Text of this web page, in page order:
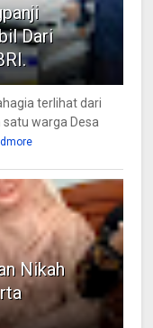
Dari
terlihat dari
warga Desa
Nikah